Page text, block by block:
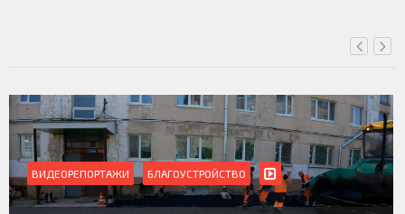
ВИДЕОРЕПОРТАЖИ